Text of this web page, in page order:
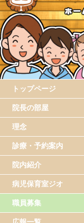
トップページ
院長の部屋
理念
診療・予約案内
院内紹介
病児保育室ジオ
職員募集